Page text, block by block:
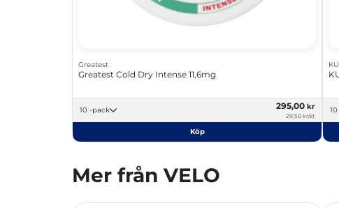
Greatest
Greatest Cold Dry Intense 11,6mg
10 -pack 295,00 kr
29,50 kr/st
Köp
Mer från VELO